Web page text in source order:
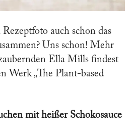
auch schon das
Uns schon! Mehr
Ella Mills findest
Werk „The Plant-based
mit heißer Schokosauce